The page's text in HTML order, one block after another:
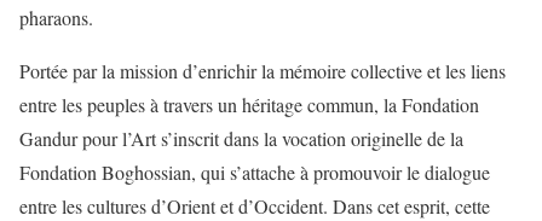
pharaons.
Portée par la mission d’enrichir la mémoire collective et les liens
entre les peuples à travers un héritage commun, la Fondation
Gandur pour l’Art s’inscrit dans la vocation originelle de la
Fondation Boghossian, qui s’attache à promouvoir le dialogue
entre les cultures d’Orient et d’Occident. Dans cet esprit, cette